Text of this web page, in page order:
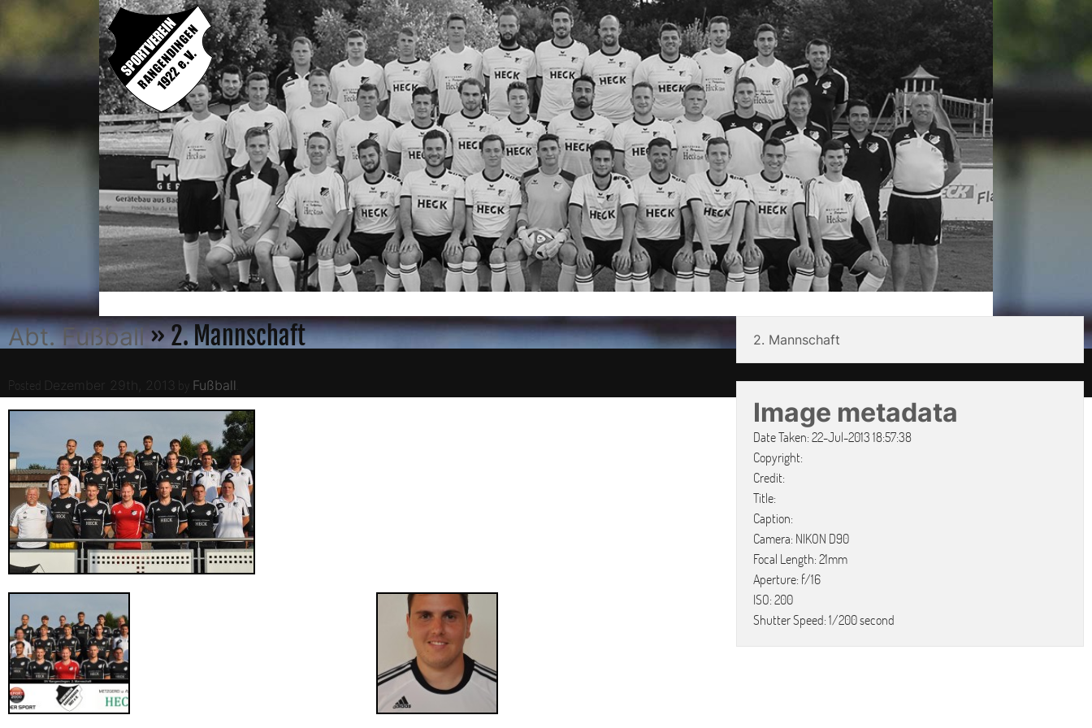
Abt. Fußball» 2. Mannschaft
Posted Dezember 29th, 2013 Fußball
2. Mannschaft
Image metadata
Date Taken: 22-Jul-2013 18:57:38
Copyright:
Credit:
Title:
Caption:
Camera: NIKON D90
Focal Length: 21mm
Aperture: f/16
ISO: 200
Shutter Speed: 1/200 second